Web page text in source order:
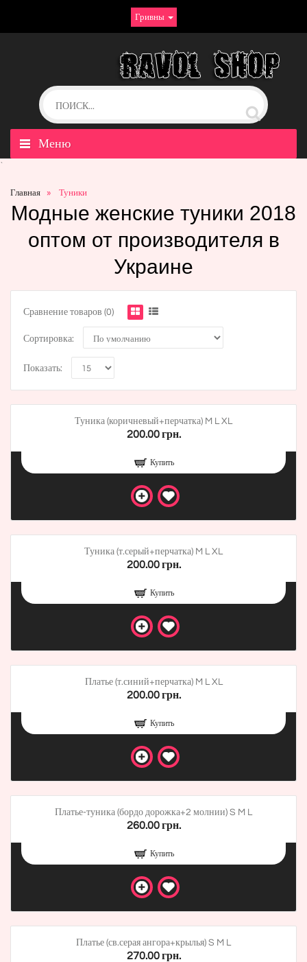
Гривны
Меню
`
Главная Туники
Модные женские туники 2018
оптом от производителя в
Украине
Сравнение товаров (0)
Сортировка:
Показать:
Туника (коричневый+перчатка) M L XL
200.00 грн.
Купить
Туника (т.серый+перчатка) M L XL
200.00 грн.
Купить
Платье (т.синий+перчатка) M L XL
200.00 грн.
Купить
Платье-туника (бордо дорожка+2 молнии) S M L
260.00 грн.
Купить
Платье (св.серая ангора+крылья) S M L
270.00 грн.